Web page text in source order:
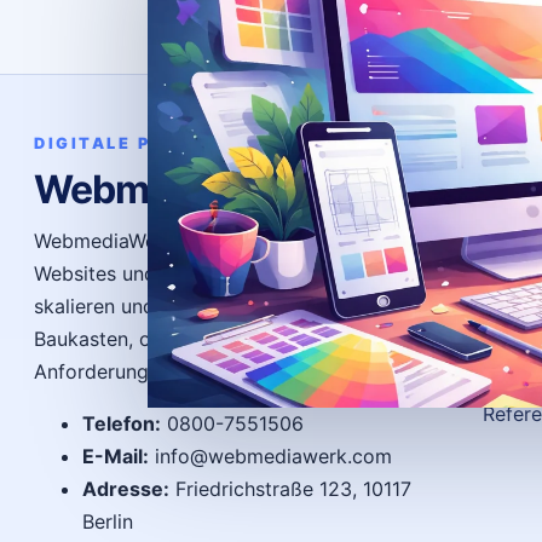
DIGITALE PRÄSENZ
WebmediaWerk
WebmediaWerk entwickelt individuelle
Websites und Systeme, die funktionieren,
skalieren und Ergebnisse bringen – ohne
Baukasten, ohne Kompromisse, exakt auf Ihre
Anforderungen zugeschnitten.
Telefon: 0800-7551506
E-Mail: info@webmediawerk.com
Adresse: Friedrichstraße 123, 10117
Berlin
News
FAQ